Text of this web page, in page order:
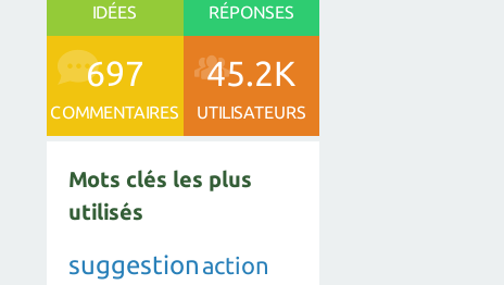
IDÉES RÉPONSES
697
COMMENTAIRES
45.2K
UTILISATEURS
Mots clés les plus
utilisés
suggestion action